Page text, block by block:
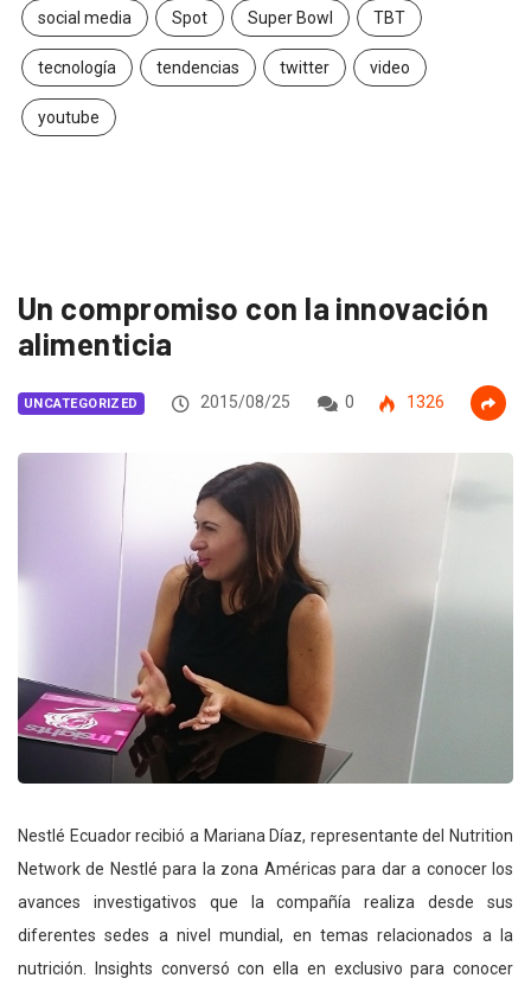
social media Spot Super Bowl TBT
tecnología tendencias twitter video
youtube
Un compromiso con la innovación
alimenticia
UNCATEGORIZED 2015/08/25 0 1326
Nestlé Ecuador recibió a Mariana Díaz, representante del Nutrition
Network de Nestlé para la zona Américas para dar a conocer los
avances investigativos que la compañía realiza desde sus
diferentes sedes a nivel mundial, en temas relacionados a la
nutrición. Insights conversó con ella en exclusivo para conocer